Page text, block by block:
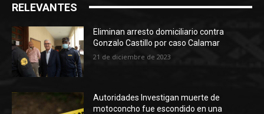
RELEVANTES
Eliminan arresto domiciliario contra
Gonzalo Castillo por caso Calamar
21 de diciembre de 2023
Autoridades Investigan muerte de
motoconcho fue escondido en una